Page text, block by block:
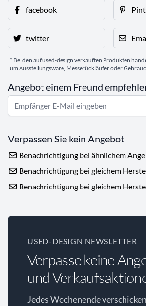
facebook
twitter
* Bei den auf used-design verkauften Produkten
um Ausstellungsware, Messerückläufer oder
Angebot einem Freund
Verpassen Sie kein Angebot
Benachrichtigung bei ähnlichem
Benachrichtigung bei gleichem
Benachrichtigung bei gleichem
USED-DESIGN NEWSLETTER
Verpasse keine
und
Jedes Wochenende